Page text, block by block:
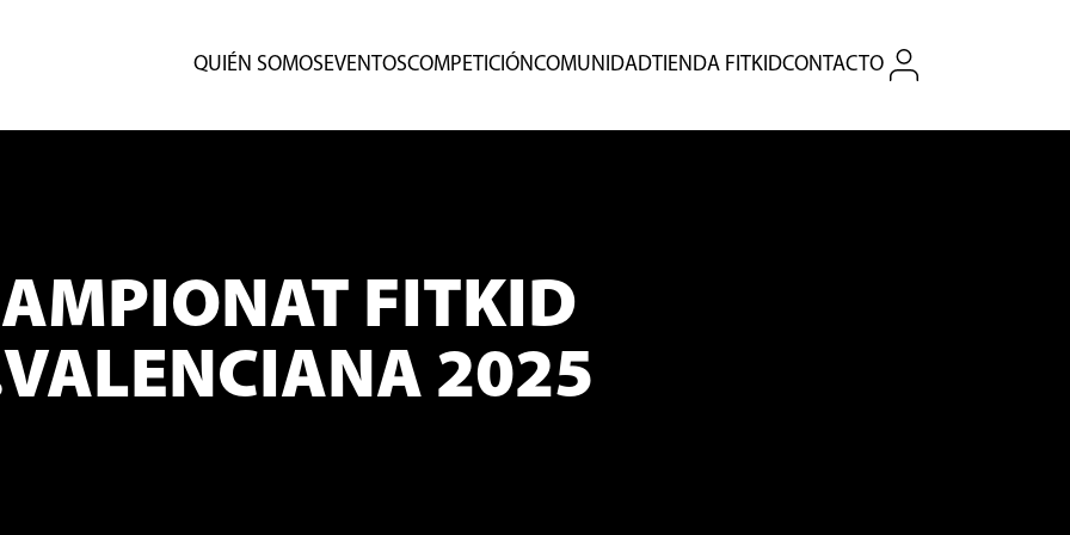
QUIÉN SOMOS EVENTOSCOMPETICIÓNCOMUNIDADTIENDA FITKIDCONTACTO
FITKID
2025